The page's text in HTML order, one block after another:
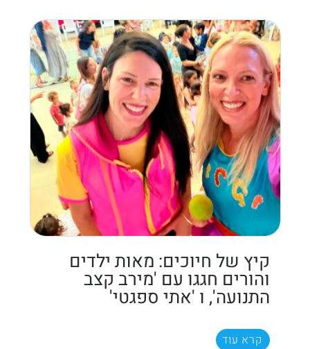
קיץ של חיוכים: מאות ילדים
והורים חגגו עם 'מירב קצב
התנועה', ו 'אתי ספגטי'
קרא עוד